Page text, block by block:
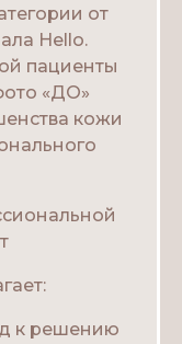
от
Hello.
пациенты
«ДО»
кожи
к решению